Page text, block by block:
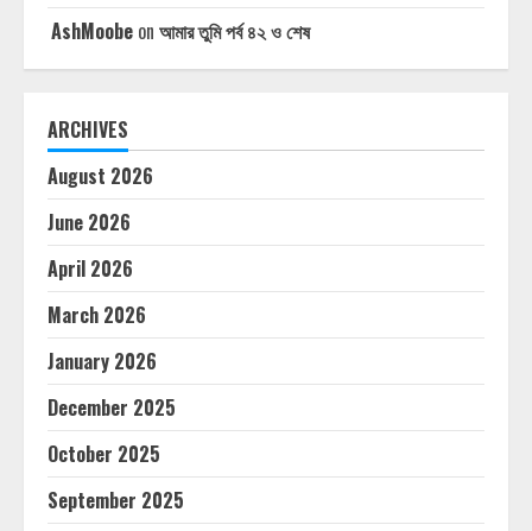
AshMoobe on আমার তুমি পর্ব ৪২ ও শেষ
ARCHIVES
August 2026
June 2026
April 2026
March 2026
January 2026
December 2025
October 2025
September 2025